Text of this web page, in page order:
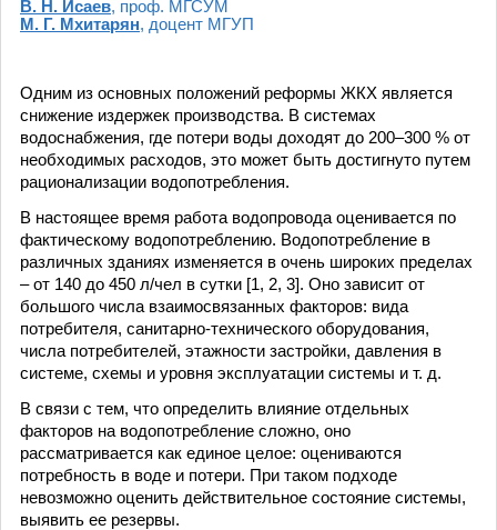
В. Н. Исаев, проф. МГСУМ
М. Г. Мхитарян, доцент МГУП
Одним из основных положений реформы ЖКХ является
снижение издержек производства. В системах
водоснабжения, где потери воды доходят до 200–300 % от
необходимых расходов, это может быть достигнуто путем
рационализации водопотребления.
В настоящее время работа водопровода оценивается по
фактическому водопотреблению. Водопотребление в
различных зданиях изменяется в очень широких пределах
– от 140 до 450 л/чел в сутки [1, 2, 3]. Оно зависит от
большого числа взаимосвязанных факторов: вида
потребителя, санитарно-технического оборудования,
числа потребителей, этажности застройки, давления в
системе, схемы и уровня эксплуатации системы и т. д.
В связи с тем, что определить влияние отдельных
факторов на водопотребление сложно, оно
рассматривается как единое целое: оцениваются
потребность в воде и потери. При таком подходе
невозможно оценить действительное состояние системы,
выявить ее резервы.